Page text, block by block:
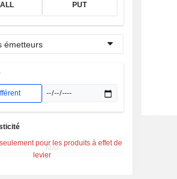
PUT
émetteurs
pour les produits à effet de
levier